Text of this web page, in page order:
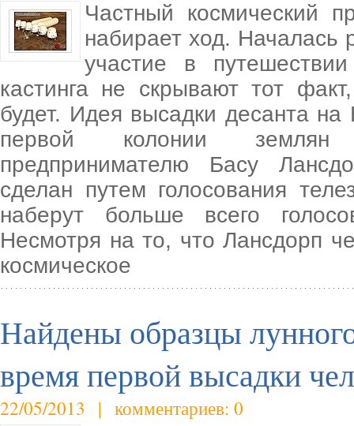
Частный космический
набирает ход. Началась
участие в
кастинга не скрывают тот
будет. Идея высадки десанта
первой колонии землян
предпринимателю Басу
сделан путем голосования
наберут больше всего
Несмотря на то, что Лансдорп
космическое
Найдены образцы
время первой высадки
22/05/2013 | комментариев: 0